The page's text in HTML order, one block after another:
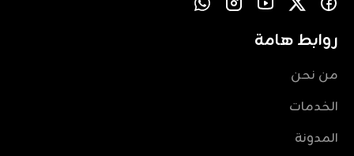
روابط هامة
من نحن
الخدمات
المدونة